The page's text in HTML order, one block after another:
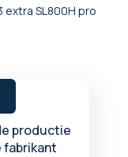
extra SL800H pro
productie
fabrikant